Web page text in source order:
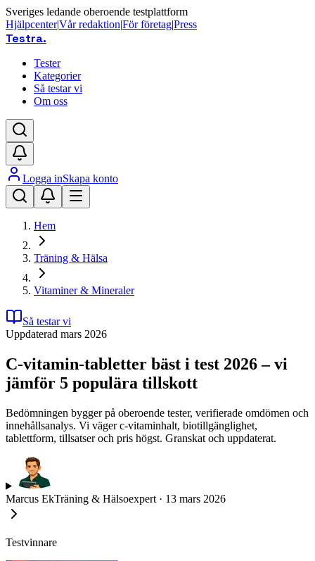
Sveriges ledande oberoende testplattform
Hjälpcenter|Vår redaktion|För företag|Press
Testra.
Tester
Kategorier
Så testar vi
Om oss
Logga inSkapa konto
Hem
Träning & Hälsa
Vitaminer & Mineraler
Så testar vi
Uppdaterad mars 2026
C-vitamin-tabletter bäst i test 2026 – vi
jämför 5 populära tillskott
Bedömningen bygger på oberoende tester, verifierade omdömen och
innehållsanalys. Vi väger c-vitaminhalt, biotillgänglighet,
tablettform, tillsatser och pris högst. Granskat och uppdaterat.
Marcus EkTräning & Hälsoexpert · 13 mars 2026
Testvinnare